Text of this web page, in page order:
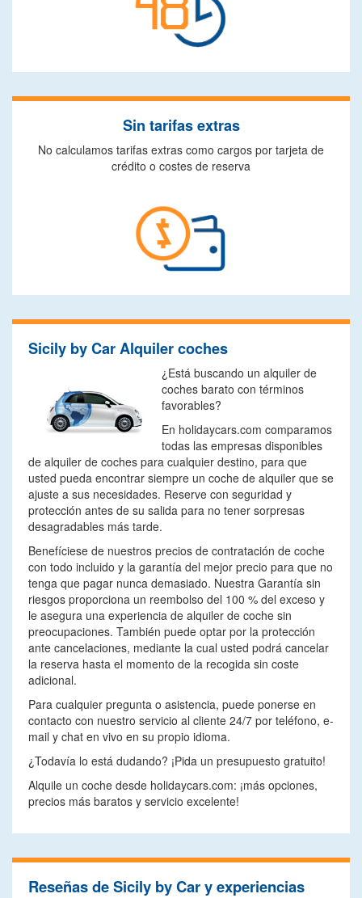
Sin tarifas extras
No calculamos tarifas extras como cargos por tarjeta de
crédito o costes de reserva
Sicily by Car Alquiler coches
¿Está buscando un alquiler de
coches barato con términos
favorables?
En holidaycars.com comparamos
todas las empresas disponibles
de alquiler de coches para cualquier destino, para que
usted pueda encontrar siempre un coche de alquiler que se
ajuste a sus necesidades. Reserve con seguridad y
protección antes de su salida para no tener sorpresas
desagradables más tarde.
Benefíciese de nuestros precios de contratación de coche
con todo incluido y la garantía del mejor precio para que no
tenga que pagar nunca demasiado. Nuestra Garantía sin
riesgos proporciona un reembolso del 100 % del exceso y
le asegura una experiencia de alquiler de coche sin
preocupaciones. También puede optar por la protección
ante cancelaciones, mediante la cual usted podrá cancelar
la reserva hasta el momento de la recogida sin coste
adicional.
Para cualquier pregunta o asistencia, puede ponerse en
contacto con nuestro servicio al cliente 24/7 por teléfono, e-
mail y chat en vivo en su propio idioma.
¿Todavía lo está dudando? ¡Pida un presupuesto gratuito!
Alquile un coche desde holidaycars.com: ¡más opciones,
precios más baratos y servicio excelente!
Reseñas de Sicily by Car y experiencias